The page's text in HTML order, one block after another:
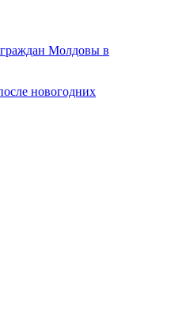
Молдовы в
новогодних